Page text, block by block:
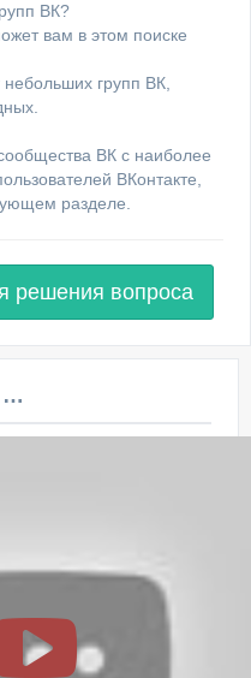
ВК?
вам в этом поиске
групп ВК,
ВК с наиболее
ВКонтакте,
разделе.
решения вопроса
Полезный небольшой видеоурок по этой теме